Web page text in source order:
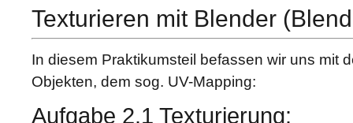
Texturieren mit Blender
In diesem Praktikumsteil befassen wir uns mit
Objekten, dem sog. UV-Mapping:
Aufgabe 2.1 Texturierung: